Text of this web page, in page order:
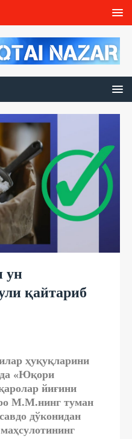
ун
қайтариб
ҳуқуқларини
«Юқори
йиғини
М.М.нинг туман
дўконидан